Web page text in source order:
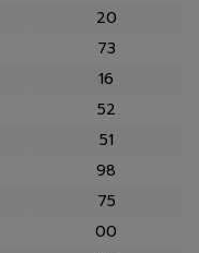
20
73
16
52
51
98
75
00